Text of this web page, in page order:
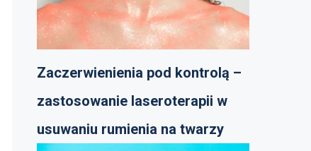
Zaczerwienienia pod kontrolą –
zastosowanie laseroterapii w
usuwaniu rumienia na twarzy